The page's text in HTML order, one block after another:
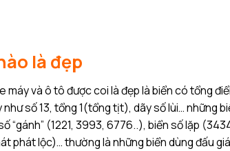
là đẹp
và ô tô được coi là đẹp là biển có tổng
số 13, tổng 1(tổng tịt), dãy số lùi… những
(1221, 3993, 6776..), biển số lặp
phát lộc)… thường là những biển dùng đấu